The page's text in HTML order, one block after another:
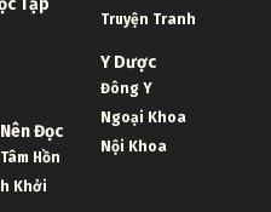
Đọc
Hồn
Khởi
Truyện Tranh
Y Dược
Đông Y
Ngoại Khoa
Nội Khoa